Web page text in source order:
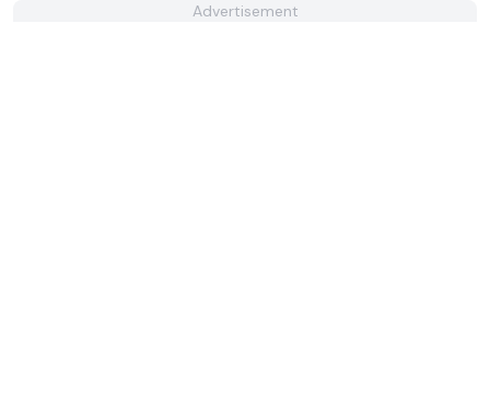
Advertisement